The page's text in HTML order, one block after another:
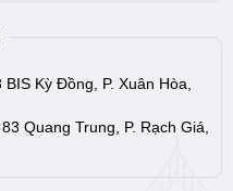
BIS Kỳ Đồng, P. Xuân Hòa,
83 Quang Trung, P. Rạch Giá,